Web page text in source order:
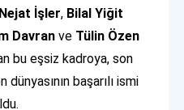
Nejat İşler, Bilal Yiğit
Davran ve Tülin Özen
bu eşsiz kadroya, son
başarılı ismi